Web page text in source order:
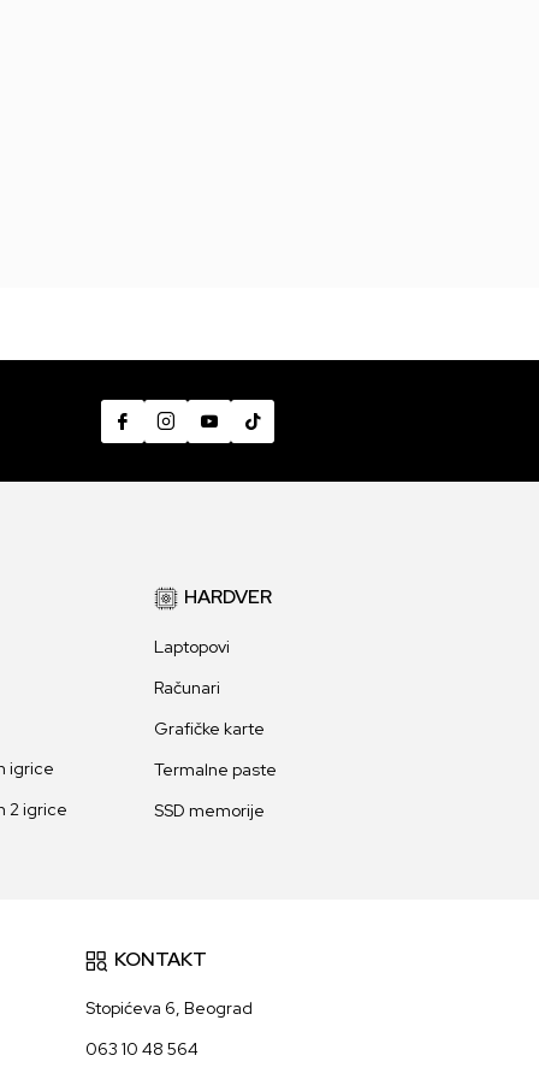
igrice
2 igrice
HARDVER
Laptopovi
Računari
Grafičke karte
Termalne paste
SSD memorije
KONTAKT
Stopićeva 6, Beograd
063 10 48 564